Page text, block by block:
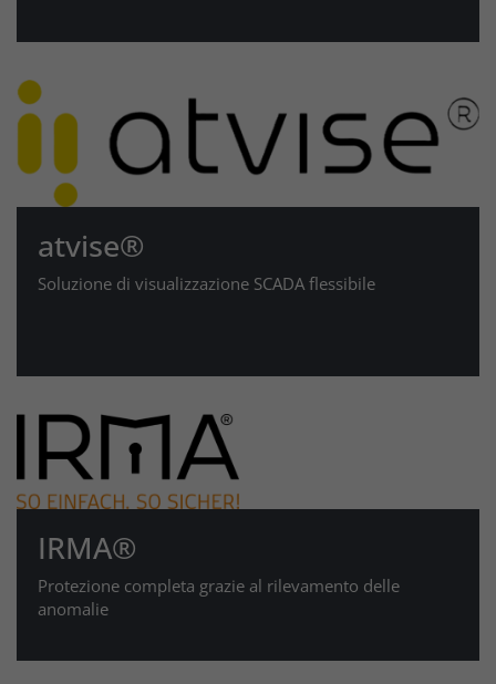
atvise®
Soluzione di visualizzazione SCADA flessibile
IRMA®
Protezione completa grazie al rilevamento delle
anomalie